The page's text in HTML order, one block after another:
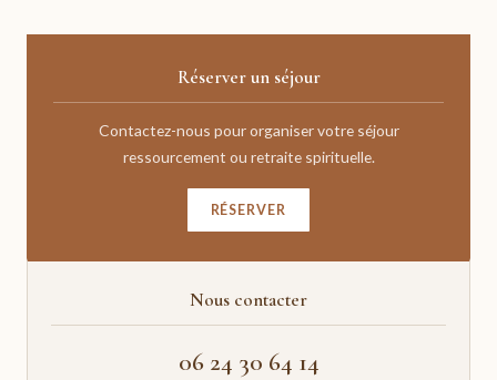
Réserver un séjour
Contactez-nous pour organiser votre séjour
ressourcement ou retraite spirituelle.
RÉSERVER
Nous contacter
06 24 30 64 14